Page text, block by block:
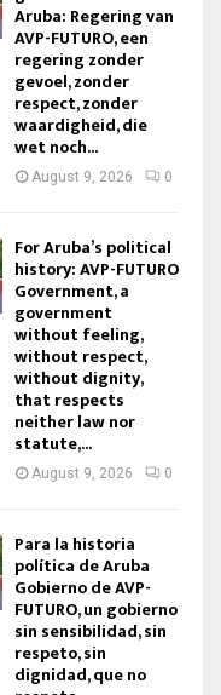
Aruba: Regering van
AVP-FUTURO, een
regering zonder
gevoel, zonder
respect, zonder
waardigheid, die
wet noch...
August 9, 2026 0
For Aruba’s political
history: AVP-FUTURO
Government, a
government
without feeling,
without respect,
without dignity,
that respects
neither law nor
statute,...
August 9, 2026 0
Para la historia
política de Aruba
Gobierno de AVP-
FUTURO, un gobierno
sin sensibilidad, sin
respeto, sin
dignidad, que no